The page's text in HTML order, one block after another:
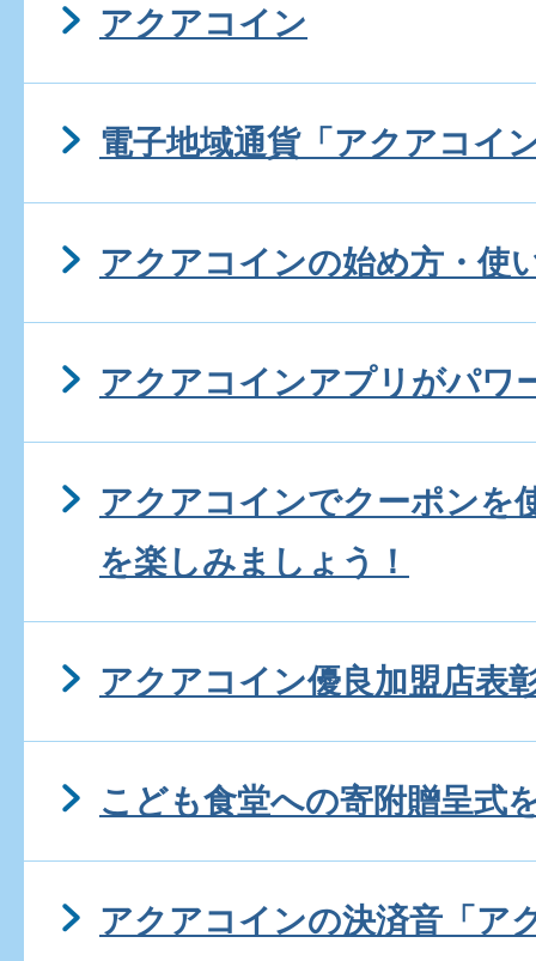
アクアコイン
電子地域通貨「アクアコイ
アクアコインの始め方・使
アクアコインアプリがパワ
アクアコインでクーポンを
を楽しみましょう！
アクアコイン優良加盟店表
こども食堂への寄附贈呈式
アクアコインの決済音「ア